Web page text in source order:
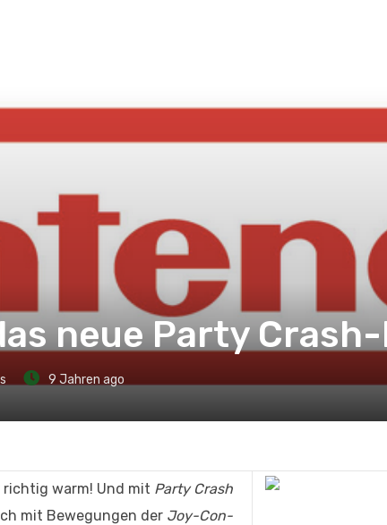
neue Party
9 Jahren ago
warm! Und mit Party Crash
mit Bewegungen der Joy-Con-